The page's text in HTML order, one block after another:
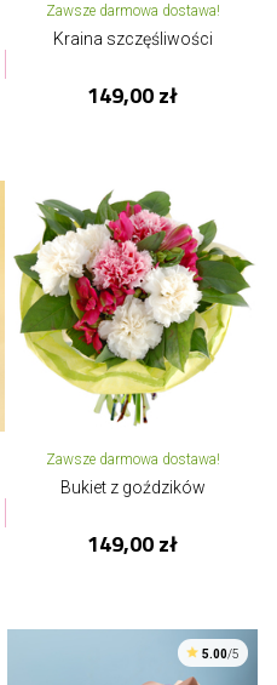
Zawsze darmowa dostawa!
Kraina szczęśliwości
149,00 zł
Zawsze darmowa dostawa!
Bukiet z goździków
149,00 zł
5.00/5